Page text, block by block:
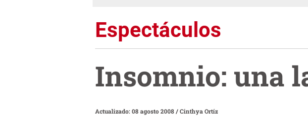
Espectáculos
Insomnio: una
Actualizado: 08 agosto 2008/Cinthya Ortíz